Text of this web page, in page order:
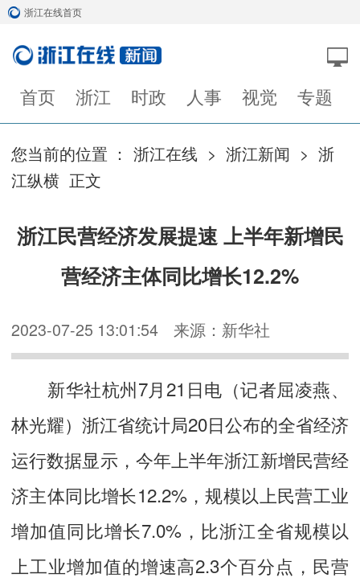
浙江在线首页
首页 浙江 时政 人事 视觉 专题
您当前的位置 ： 浙江在线 > 浙江新闻 > 浙
江纵横 正文
浙江民营经济发展提速 上半年新增民
营经济主体同比增长12.2%
2023-07-25 13:01:54 来源：新华社
新华社杭州7月21日电（记者屈凌燕、
林光耀）浙江省统计局20日公布的全省经济
运行数据显示，今年上半年浙江新增民营经
济主体同比增长12.2%，规模以上民营工业
增加值同比增长7.0%，比浙江全省规模以
上工业增加值的增速高2.3个百分点，民营